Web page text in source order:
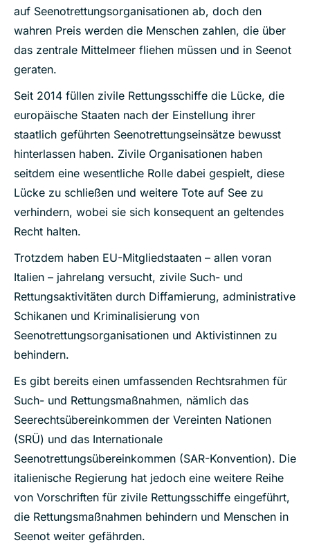
auf Seenotrettungsorganisationen ab, doch den
wahren Preis werden die Menschen zahlen, die über
das zentrale Mittelmeer fliehen müssen und in Seenot
geraten.
Seit 2014 füllen zivile Rettungsschiffe die Lücke, die
europäische Staaten nach der Einstellung ihrer
staatlich geführten Seenotrettungseinsätze bewusst
hinterlassen haben. Zivile Organisationen haben
seitdem eine wesentliche Rolle dabei gespielt, diese
Lücke zu schließen und weitere Tote auf See zu
verhindern, wobei sie sich konsequent an geltendes
Recht halten.
Trotzdem haben EU-Mitgliedstaaten – allen voran
Italien – jahrelang versucht, zivile Such- und
Rettungsaktivitäten durch Diffamierung, administrative
Schikanen und Kriminalisierung von
Seenotrettungsorganisationen und Aktivistinnen zu
behindern.
Es gibt bereits einen umfassenden Rechtsrahmen für
Such- und Rettungsmaßnahmen, nämlich das
Seerechtsübereinkommen der Vereinten Nationen
(SRÜ) und das Internationale
Seenotrettungsübereinkommen (SAR-Konvention). Die
italienische Regierung hat jedoch eine weitere Reihe
von Vorschriften für zivile Rettungsschiffe eingeführt,
die Rettungsmaßnahmen behindern und Menschen in
Seenot weiter gefährden.